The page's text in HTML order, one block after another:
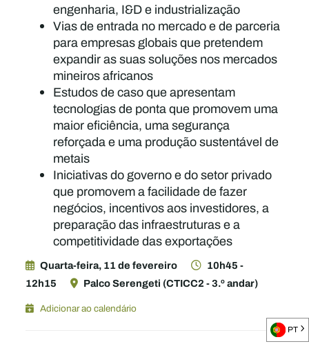
engenharia, I&D e industrialização
Vias de entrada no mercado e de parceria
para empresas globais que pretendem
expandir as suas soluções nos mercados
mineiros africanos
Estudos de caso que apresentam
tecnologias de ponta que promovem uma
maior eficiência, uma segurança
reforçada e uma produção sustentável de
metais
Iniciativas do governo e do setor privado
que promovem a facilidade de fazer
negócios, incentivos aos investidores, a
preparação das infraestruturas e a
competitividade das exportações
Quarta-feira, 11 de fevereiro
10h45 -
12h15
Palco Serengeti (CTICC2 - 3.º andar)
Adicionar ao calendário
PT